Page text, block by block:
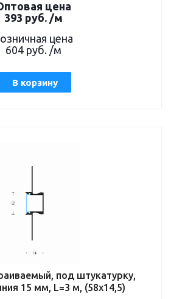
цена
393 руб./м
цена
604 руб. /м
В корзину
под штукатурку,
15 мм, L=3 м, (58x14,5)